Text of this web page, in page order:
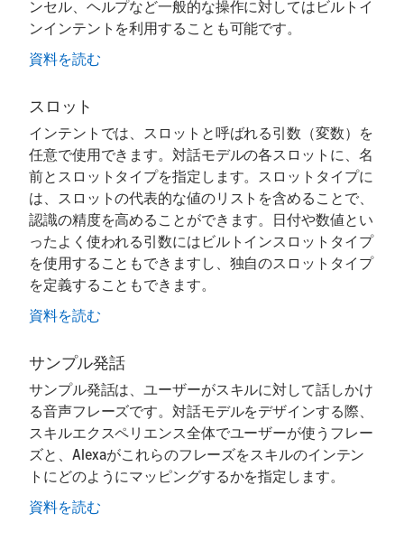
ンセル、ヘルプなど一般的な操作に対してはビルトイ
ンインテントを利用することも可能です。
資料を読む
スロット
インテントでは、スロットと呼ばれる引数（変数）を
任意で使用できます。対話モデルの各スロットに、名
前とスロットタイプを指定します。スロットタイプに
は、スロットの代表的な値のリストを含めることで、
認識の精度を高めることができます。日付や数値とい
ったよく使われる引数にはビルトインスロットタイプ
を使用することもできますし、独自のスロットタイプ
を定義することもできます。
資料を読む
サンプル発話
サンプル発話は、ユーザーがスキルに対して話しかけ
る音声フレーズです。対話モデルをデザインする際、
スキルエクスペリエンス全体でユーザーが使うフレー
ズと、Alexaがこれらのフレーズをスキルのインテン
トにどのようにマッピングするかを指定します。
資料を読む